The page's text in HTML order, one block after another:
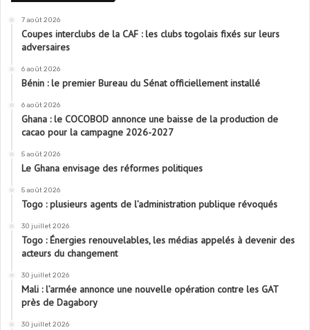
7 août 2026
Coupes interclubs de la CAF : les clubs togolais fixés sur leurs
adversaires
6 août 2026
Bénin : le premier Bureau du Sénat officiellement installé
6 août 2026
Ghana : le COCOBOD annonce une baisse de la production de
cacao pour la campagne 2026-2027
5 août 2026
Le Ghana envisage des réformes politiques
5 août 2026
Togo : plusieurs agents de l’administration publique révoqués
30 juillet 2026
Togo : Énergies renouvelables, les médias appelés à devenir des
acteurs du changement
30 juillet 2026
Mali : l’armée annonce une nouvelle opération contre les GAT
près de Dagabory
30 juillet 2026